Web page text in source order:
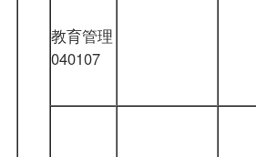
教育管理
040107